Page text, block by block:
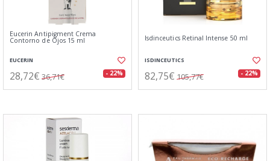
Eucerin Antipigment Crema
Contorno de Ojos 15 ml
EUCERIN
28,72€ 36,71€ - 22%
Isdinceutics Retinal Intense 50 ml
ISDINCEUTICS
82,75€ 105,77€ - 22%